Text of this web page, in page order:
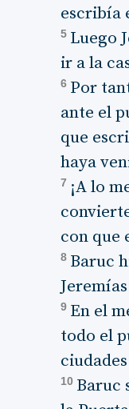
escribía
5 Luego
ir a la
6 Por
ante el
que
haya
7 ¡A lo
con que
8 Baruc
9 En el
todo el
10 Baruc